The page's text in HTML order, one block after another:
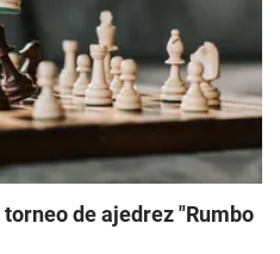
de ajedrez "Rumbo